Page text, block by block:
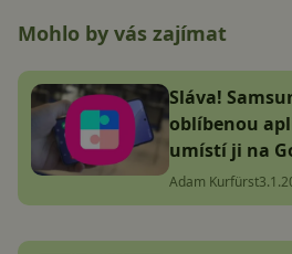
Mohlo by vás zajímat
Sláva!
oblíbenou
umístí ji na
Adam Kurfürst